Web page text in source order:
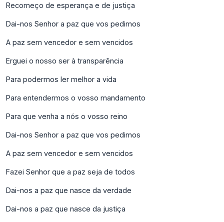
Recomeço de esperança e de justiça
Dai-nos Senhor a paz que vos pedimos
A paz sem vencedor e sem vencidos
Erguei o nosso ser à transparência
Para podermos ler melhor a vida
Para entendermos o vosso mandamento
Para que venha a nós o vosso reino
Dai-nos Senhor a paz que vos pedimos
A paz sem vencedor e sem vencidos
Fazei Senhor que a paz seja de todos
Dai-nos a paz que nasce da verdade
Dai-nos a paz que nasce da justiça